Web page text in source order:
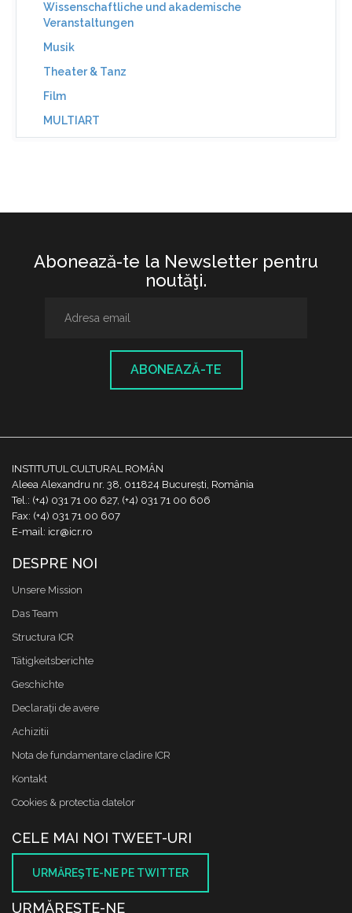
Wissenschaftliche und akademische
Veranstaltungen
Musik
Theater & Tanz
Film
MULTIART
Abonează-te la Newsletter pentru
noutăţi.
ABONEAZĂ-TE
INSTITUTUL CULTURAL ROMÂN
Aleea Alexandru nr. 38, 011824 București, România
Tel.: (+4) 031 71 00 627, (+4) 031 71 00 606
Fax: (+4) 031 71 00 607
E-mail: icr@icr.ro
DESPRE NOI
Unsere Mission
Das Team
Structura ICR
Tätigkeitsberichte
Geschichte
Declaraţii de avere
Achizitii
Nota de fundamentare cladire ICR
Kontakt
Cookies & protectia datelor
CELE MAI NOI TWEET-URI
URMĂREŞTE-NE PE TWITTER
URMĂREŞTE-NE